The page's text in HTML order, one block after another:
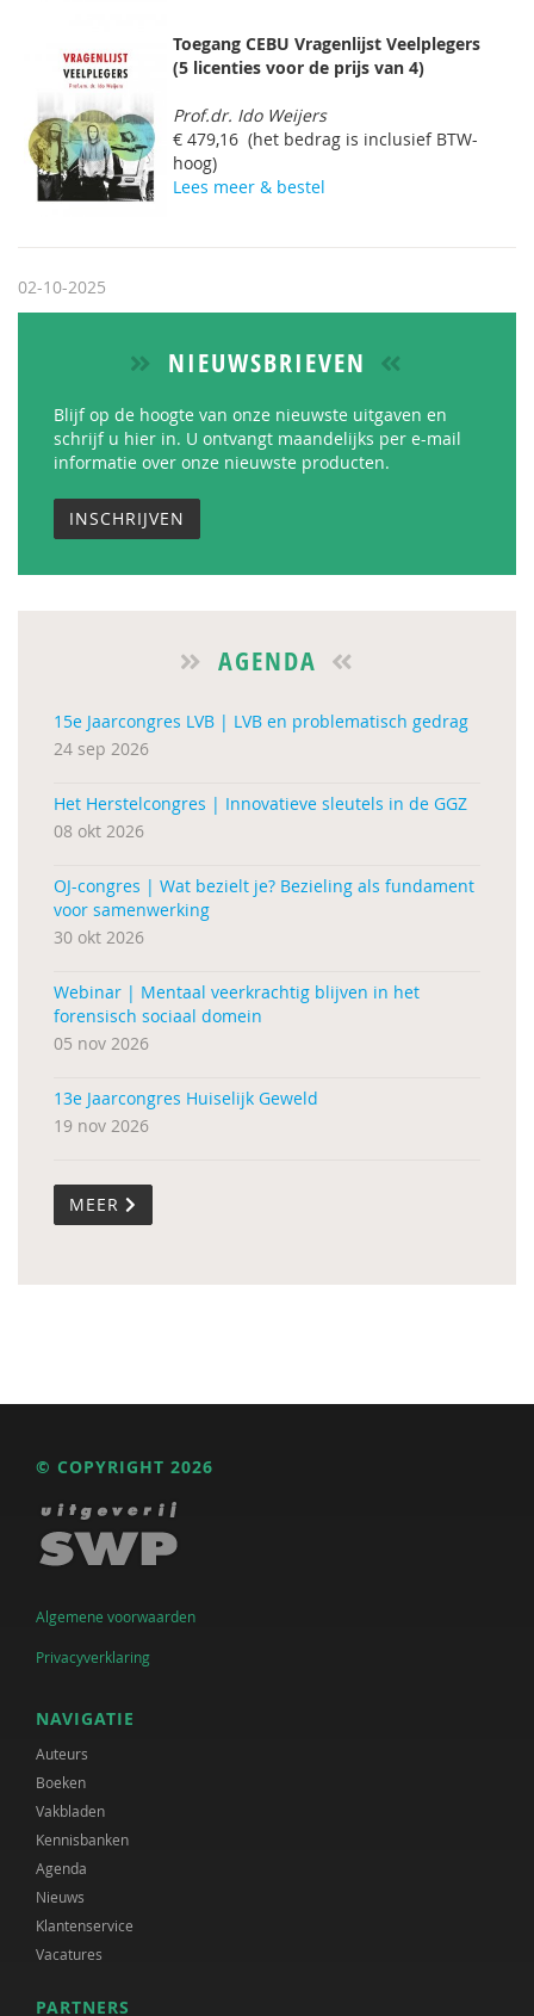
Toegang CEBU Vragenlijst Veelplegers
(5 licenties voor de prijs van 4)
Prof.dr. Ido Weijers
€ 479,16 (het bedrag is inclusief BTW-
hoog)
Lees meer & bestel
02-10-2025
NIEUWSBRIEVEN
Blijf op de hoogte van onze nieuwste uitgaven en
schrijf u hier in. U ontvangt maandelijks per e-mail
informatie over onze nieuwste producten.
INSCHRIJVEN
AGENDA
15e Jaarcongres LVB | LVB en problematisch gedrag
24 sep 2026
Het Herstelcongres | Innovatieve sleutels in de GGZ
08 okt 2026
OJ-congres | Wat bezielt je? Bezieling als fundament
voor samenwerking
30 okt 2026
Webinar | Mentaal veerkrachtig blijven in het
forensisch sociaal domein
05 nov 2026
13e Jaarcongres Huiselijk Geweld
19 nov 2026
MEER
© COPYRIGHT 2026
Algemene voorwaarden
Privacyverklaring
NAVIGATIE
Auteurs
Boeken
Vakbladen
Kennisbanken
Agenda
Nieuws
Klantenservice
Vacatures
PARTNERS